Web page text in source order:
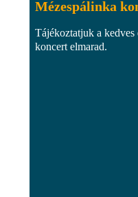
Mézespálinka
Tájékoztatjuk a
koncert elmarad.